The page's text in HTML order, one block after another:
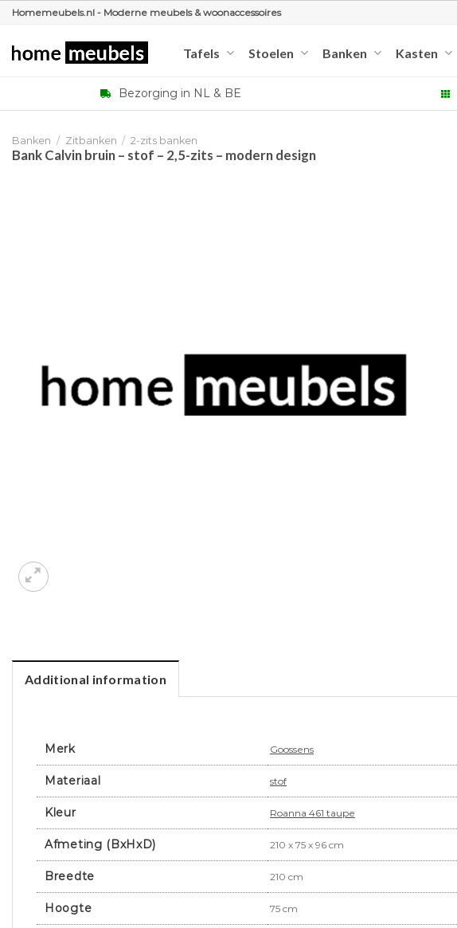
Ga
inhoud
Homemeubels.nl - Moderne meubels & woonaccessoires
Tafels Stoelen Banken Kasten
Bezorging in NL & BE
Banken / Zitbanken / 2-zits banken
Bank Calvin bruin – stof – 2,5-zits – modern design
Additional information
Merk Goossens
Materiaal stof
Kleur Roanna 461 taupe
Afmeting (BxHxD) 210 x 75 x 96 cm
Breedte 210 cm
Hoogte 75 cm